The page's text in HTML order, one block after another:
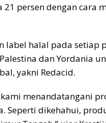
persen dengan cara
label halal pada
dan Yordania
yakni Redacid.
kami menandatangani
Seperti dikehahui,